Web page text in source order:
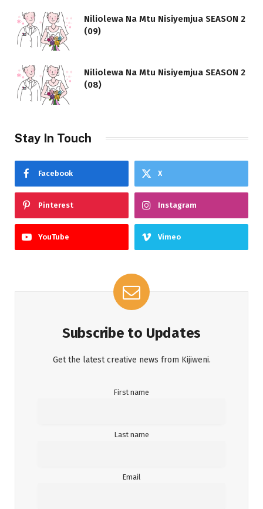
Niliolewa Na Mtu Nisiyemjua SEASON 2
(09)
Niliolewa Na Mtu Nisiyemjua SEASON 2
(08)
Stay In Touch
Facebook X
Pinterest Instagram
YouTube Vimeo
Subscribe to Updates
Get the latest creative news from Kijiweni.
First name
Last name
Email